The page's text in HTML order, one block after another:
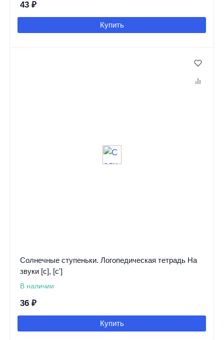
43 ₽
Купить
Солнечные ступеньки. Логопедическая тетрадь На
звуки [с], [с']
В наличии
36 ₽
Купить